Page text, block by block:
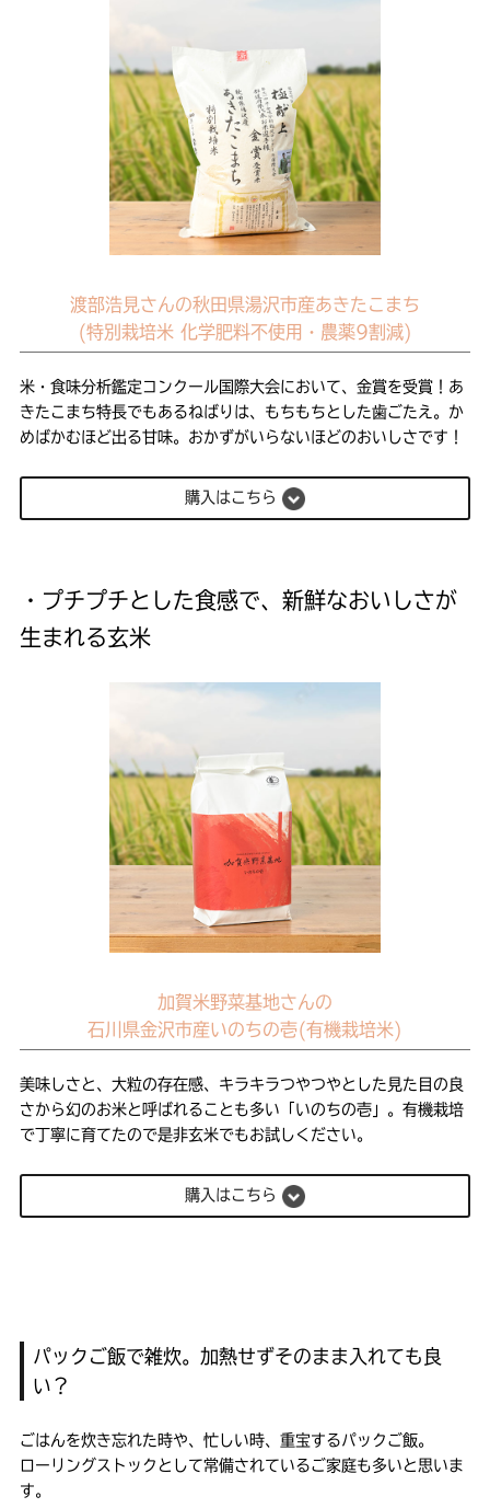
渡部浩見さんの秋田県湯沢市産あきたこまち
(特別栽培米 化学肥料不使用・農薬9割減)
米・食味分析鑑定コンクール国際大会において、金賞を受賞！あ
きたこまち特長でもあるねばりは、もちもちとした歯ごたえ。か
めばかむほど出る甘味。おかずがいらないほどのおいしさです！
購入はこちら
・プチプチとした食感で、新鮮なおいしさが
生まれる玄米
加賀米野菜基地さんの
石川県金沢市産いのちの壱(有機栽培米)
美味しさと、大粒の存在感、キラキラつやつやとした見た目の良
さから幻のお米と呼ばれることも多い「いのちの壱」。有機栽培
で丁寧に育てたので是非玄米でもお試しください。
購入はこちら
パックご飯で雑炊。加熱せずそのまま入れても良
い？
ごはんを炊き忘れた時や、忙しい時、重宝するパックご飯。
ローリングストックとして常備されているご家庭も多いと思いま
す。